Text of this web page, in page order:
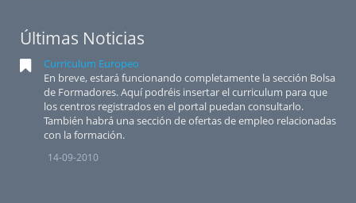
Últimas Noticias
Curriculum Europeo
En breve, estará funcionando completamente la sección Bolsa
de Formadores. Aquí podréis insertar el curriculum para que
los centros registrados en el portal puedan consultarlo.
También habrá una sección de ofertas de empleo relacionadas
con la formación.
14-09-2010